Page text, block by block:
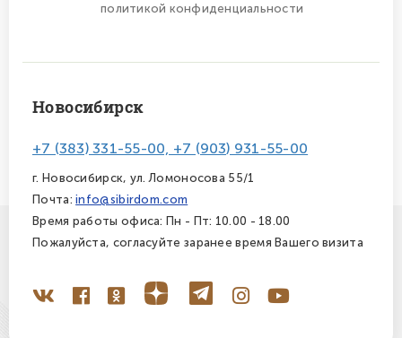
политикой конфиденциальности
Новосибирск
+7 (383) 331-55-00, +7 (903) 931-55-00
г. Новосибирск, ул. Ломоносова 55/1
Почта:info@sibirdom.com
Время работы офиса: Пн - Пт: 10.00 - 18.00
Пожалуйста, согласуйте заранее время Вашего визита